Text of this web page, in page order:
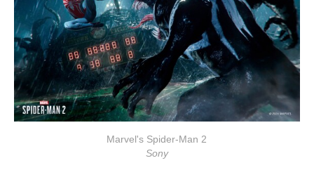
Marvel's Spider-Man 2
Sony